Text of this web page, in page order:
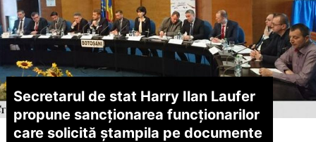
Secretarul de stat Harry Ilan Laufer
propune sancționarea funcționarilor
care solicită ștampila pe documente